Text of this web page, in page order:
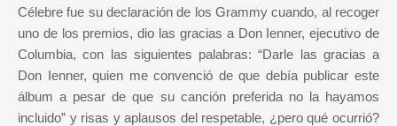
Célebre fue su declaración de los Grammy cuando, al recoger
uno de los premios, dio las gracias a Don Ienner, ejecutivo de
Columbia, con las siguientes palabras: “Darle las gracias a
Don Ienner, quien me convenció de que debía publicar este
álbum a pesar de que su canción preferida no la hayamos
incluido” y risas y aplausos del respetable, ¿pero qué ocurrió?